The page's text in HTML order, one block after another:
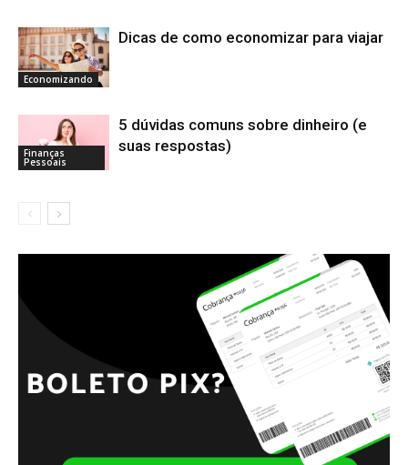
Economizando
Dicas de como economizar para viajar
Finanças
Pessoais
5 dúvidas comuns sobre dinheiro (e
suas respostas)